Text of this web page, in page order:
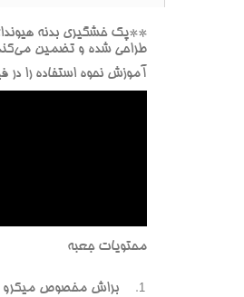
**پک خشگيري بدنه
طراحي شده و تضمين
آموزش نحوه استفاده را در
محتويات جعبه
براش مخصوص ميکرو